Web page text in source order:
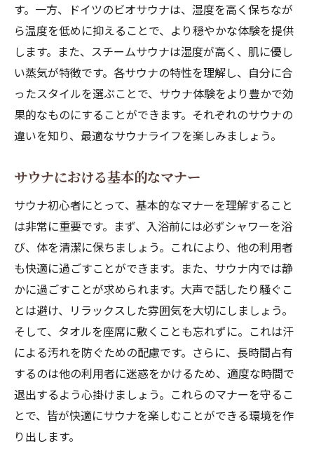
サウナでの心のデトックス
サウナ後のマインドフルネス体験
サウナでの癒しの時間を作る
サウナのリラクゼーション効果を持続させ
る秘訣
初めてのサウナ体験を成功させるための準備
サウナ初心者のための持ち物リスト
サウナでの緊張を和らげるためのヒント
サウナ後のスケジュールを立てる
サウナ体験を記録するメリット
サウナ初心者が避けるべきNG行動
サウナ後のクールダウンで健康増進
サウナ後の冷水シャワーの重要性
サウナ後の水分補給のタイミング
サウナ後のクールダウンでリフレッシュ
サウナ後の軽い運動がもたらす効果
サウナ後の心身のケア方法
サウナ後の肌ケアと保湿テクニック
す。一方、ドイツのビオサウナは、湿度を高く保ちなが
ら温度を低めに抑えることで、より穏やかな体験を提供
します。また、スチームサウナは湿度が高く、肌に優し
い蒸気が特徴です。各サウナの特性を理解し、自分に合
ったスタイルを選ぶことで、サウナ体験をより豊かで効
果的なものにすることができます。それぞれのサウナの
違いを知り、最適なサウナライフを楽しみましょう。
サウナにおける基本的なマナー
サウナ初心者にとって、基本的なマナーを理解すること
は非常に重要です。まず、入浴前には必ずシャワーを浴
び、体を清潔に保ちましょう。これにより、他の利用者
も快適に過ごすことができます。また、サウナ内では静
かに過ごすことが求められます。大声で話したり騒ぐこ
とは避け、リラックスした雰囲気を大切にしましょう。
そして、タオルを座席に敷くことも忘れずに。これは汗
による汚れを防ぐための配慮です。さらに、長時間占有
するのは他の利用者に迷惑をかけるため、適度な時間で
退出するよう心掛けましょう。これらのマナーを守るこ
とで、皆が快適にサウナを楽しむことができる環境を作
り出します。